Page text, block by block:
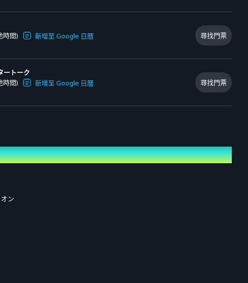
依序
時間)
新增至 Google 日曆
尋找門票
ートーク
時間)
新增至 Google 日曆
尋找門票
ン